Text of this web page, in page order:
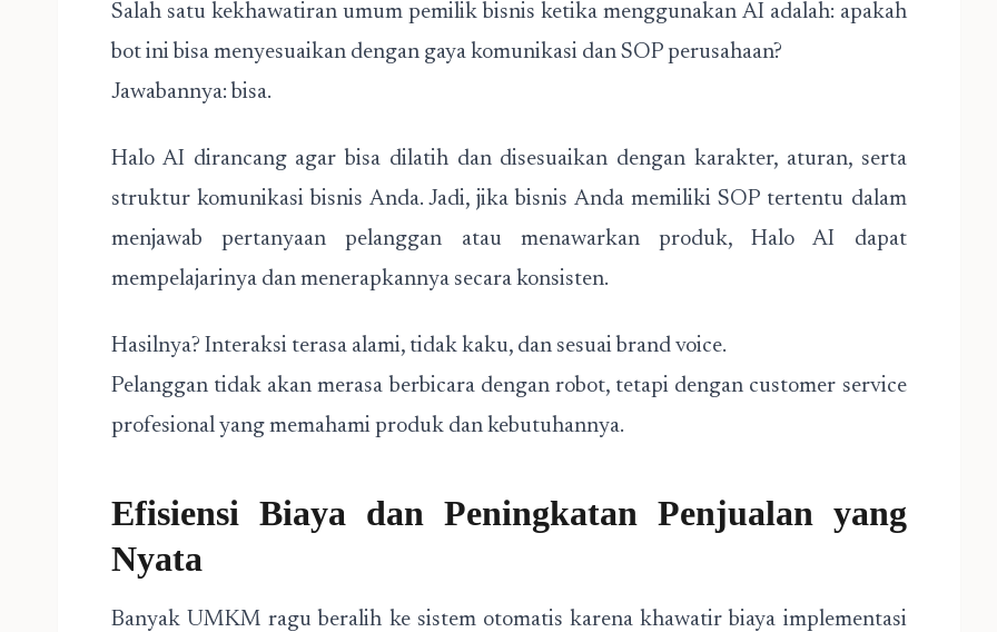
Salah satu kekhawatiran umum pemilik bisnis ketika menggunakan AI adalah: apakah
bot ini bisa menyesuaikan dengan gaya komunikasi dan SOP perusahaan?
Jawabannya: bisa.
Halo AI dirancang agar bisa dilatih dan disesuaikan dengan karakter, aturan, serta
struktur komunikasi bisnis Anda. Jadi, jika bisnis Anda memiliki SOP tertentu dalam
menjawab pertanyaan pelanggan atau menawarkan produk, Halo AI dapat
mempelajarinya dan menerapkannya secara konsisten.
Hasilnya? Interaksi terasa alami, tidak kaku, dan sesuai brand voice.
Pelanggan tidak akan merasa berbicara dengan robot, tetapi dengan customer service
profesional yang memahami produk dan kebutuhannya.
Efisiensi Biaya dan Peningkatan Penjualan yang
Nyata
Banyak UMKM ragu beralih ke sistem otomatis karena khawatir biaya implementasi